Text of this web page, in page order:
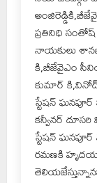
ప్రతినిధి సంతోష్
నాయకులు
కి,బీజేవైఎం
కుమార్
స్టేషన్
కన్వీనర్
స్టేషన్ ఘనపూర్
రమణకి